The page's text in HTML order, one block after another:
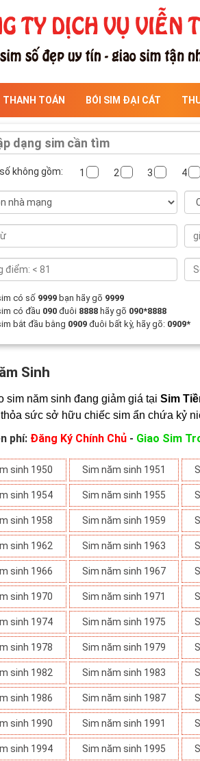
THANH TOÁN BÓI SIM ĐẠI CÁT
không gồm: 1 2 3 4
có số 9999 bạn hãy gõ 9999
có đầu 090đuôi 8888 hãy gõ 090*8888
bắt đầu bằng 0909 đuôi bất kỳ, hãy gõ: 0909*
Sinh
sim năm sinh đang giảm giá tại Sim
sức sở hữu chiếc sim ẩn chứa kỷ
phí: Đăng Ký Chính Chủ - Giao Sim
sinh 1950 Sim năm sinh 1951
sinh 1954 Sim năm sinh 1955
sinh 1958 Sim năm sinh 1959
sinh 1962 Sim năm sinh 1963
sinh 1966 Sim năm sinh 1967
sinh 1970 Sim năm sinh 1971
sinh 1974 Sim năm sinh 1975
sinh 1978 Sim năm sinh 1979
sinh 1982 Sim năm sinh 1983
sinh 1986 Sim năm sinh 1987
sinh 1990 Sim năm sinh 1991
sinh 1994 Sim năm sinh 1995